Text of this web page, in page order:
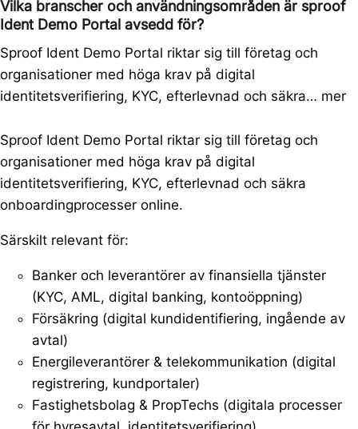
Vilka branscher och användningsområden är sproof
Ident Demo Portal avsedd för?
Sproof Ident Demo Portal riktar sig till företag och
organisationer med höga krav på digital
identitetsverifiering, KYC, efterlevnad och säkra… mer
Sproof Ident Demo Portal riktar sig till företag och
organisationer med höga krav på digital
identitetsverifiering, KYC, efterlevnad och säkra
onboardingprocesser online.
Särskilt relevant för:
Banker och leverantörer av finansiella tjänster
(KYC, AML, digital banking, kontoöppning)
Försäkring (digital kundidentifiering, ingående av
avtal)
Energileverantörer & telekommunikation (digital
registrering, kundportaler)
Fastighetsbolag & PropTechs (digitala processer